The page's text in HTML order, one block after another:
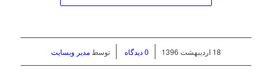
18 اردیبهشت 1396 / 0 دیدگاه توسط مدیر وبسایت